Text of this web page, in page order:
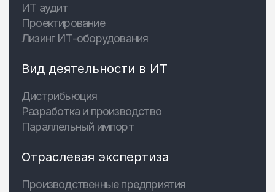
ИТ аудит
Проектирование
Лизинг ИТ-оборудования
Вид деятельности в ИТ
Дистрибьюция
Разработка и производство
Параллельный импорт
Отраслевая экспертиза
Производственные предприятия